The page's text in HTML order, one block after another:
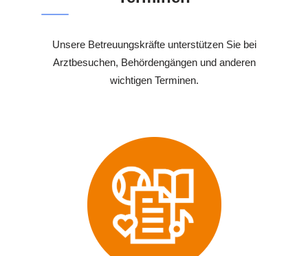
Unsere Betreuungskräfte unterstützen Sie bei
Arztbesuchen, Behördengängen und anderen
wichtigen Terminen.